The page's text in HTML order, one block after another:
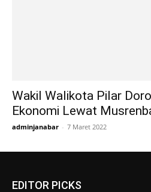
Wakil Walikota Pilar
Ekonomi Lewat
adminjanabar - 7 Maret 2022
EDITOR PICKS